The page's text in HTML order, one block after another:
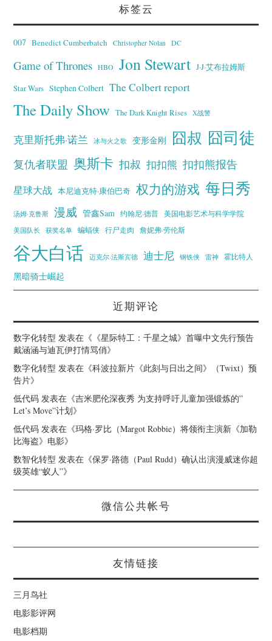
标签云
007 Benedict Cumberbatch Christopher Nolan DC
Game of Thrones HBO Jon Stewart J·J·艾布拉姆斯
Star Wars Stephen Colbert The Colbert report
The Daily Show The Dark Knight Rises X战警
克里斯托弗·诺兰 冰与火之歌 变形金刚 囧叔 囧司徒
复仇者联盟 奥斯卡 扣叔 扣扣熊 扣扣熊报告
星球大战 本尼迪克特·康伯巴奇 权力的游戏 每日秀
汤姆·克鲁斯 漫威 管鑫Sam 约翰尼·德普
美国电影艺术与科学学院
美国队长
获奖名单 蝙蝠侠 行尸走肉 詹妮弗·劳伦斯
谷大白话 迈克尔·法斯宾德 迪士尼 钢铁侠 雷神 霍比特人
黑暗骑士崛起
近期评论
数字化转型 发表在《 《星际特工：千星之城》首曝中文先行预告
戴涵涵与迪瓦伊打情骂俏》
数字化转型 发表在《科波拉新片《此刻与日出之间》（Twixt）预
告片》
低代码 发表在《吉米肥伦深夜秀 为支持呼吁儿童加强锻炼的”
Let’s Move”计划》
低代码 发表在《玛格·罗比（Margot Robbie）将领衔主演新《加勒
比海盗》电影》
数智化转型 发表在《保罗·路德（Paul Rudd）确认出演漫威迷你超
级英雄“蚁人”》
微信公共帐号
友情链接
三月鸟社
电影影评网
电影档期